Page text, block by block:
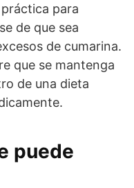
para
de que sea
de cumarina.
que se mantenga
de una dieta
puede